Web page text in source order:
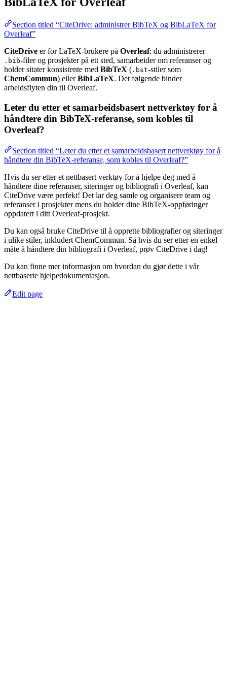
Section titled “CiteDrive: administrer BibTeX og BibLaTeX for
Overleaf”
CiteDrive er for LaTeX-brukere på Overleaf: du administrerer
.bib-filer og prosjekter på ett sted, samarbeider om referanser og
holder sitater konsistente med BibTeX ( .bst-stiler som
ChemCommun) ellerBibLaTeX. Det følgende binder
arbeidsflyten din til Overleaf.
Leter du etter et samarbeidsbasert nettverktøy for å
håndtere din BibTeX-referanse, som kobles til
Overleaf?
Section titled “Leter du etter et samarbeidsbasert nettverktøy for å
håndtere din BibTeX-referanse, som kobles til Overleaf?”
Hvis du ser etter et nettbasert verktøy for å hjelpe deg med å
håndtere dine referanser, siteringer og bibliografi i Overleaf, kan
CiteDrive være perfekt! Det lar deg samle og organisere team og
referanser i prosjekter mens du holder dine BibTeX-oppføringer
oppdatert i ditt Overleaf-prosjekt.
Du kan også bruke CiteDrive til å opprette bibliografier og siteringer
i ulike stiler, inkludert ChemCommun. Så hvis du ser etter en enkel
måte å håndtere din bibliografi i Overleaf, prøv CiteDrive i dag!
Du kan finne mer informasjon om hvordan du gjør dette i vår
nettbaserte hjelpedokumentasjon.
Edit page